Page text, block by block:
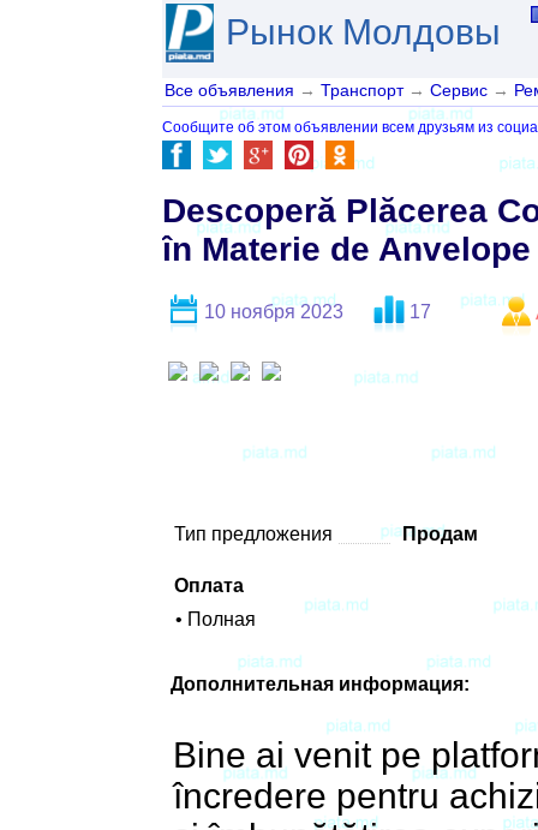
Рынок Молдовы
Все объявления → Транспорт → Сервис →
Сообщите об этом объявлении всем друзьям из
Descoperă Plăcerea
în Materie de Anvelope
10 ноября 2023 17
Тип предложения Продам
Оплата
• Полная
Дополнительная информация:
Bine ai venit pe
încredere pentru